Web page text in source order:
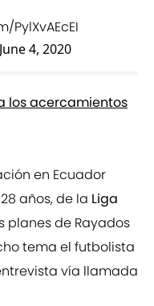
PylXvAEcEI
June 4, 2020
los acercamientos
en Ecuador
años, de la Liga
planes de Rayados
tema el futbolista
vía llamada